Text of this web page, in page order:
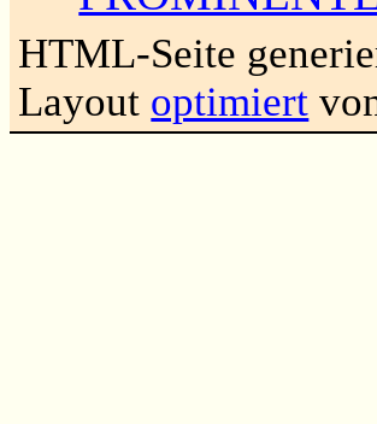
HTML-Seite
Layout optimiert